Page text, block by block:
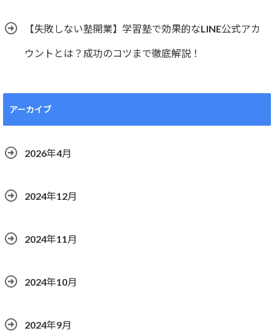
【失敗しない塾開業】学習塾で効果的なLINE公式アカ
ウントとは？成功のコツまで徹底解説！
アーカイブ
2026年4月
2024年12月
2024年11月
2024年10月
2024年9月